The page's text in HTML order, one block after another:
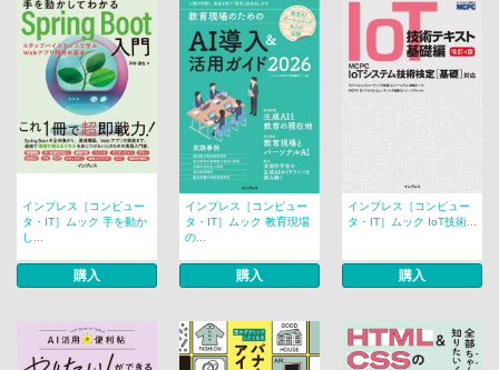
インプレス［コンピュー
タ・IT］ムック 手を動か
し...
購入
インプレス［コンピュー
タ・IT］ムック 教育現場
の...
購入
インプレス［コンピュー
タ・IT］ムック IoT技術...
購入